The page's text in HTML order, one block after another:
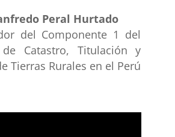
Peral Hurtado
del Componente 1 del
de Catastro, Titulación y
Tierras Rurales en el Perú